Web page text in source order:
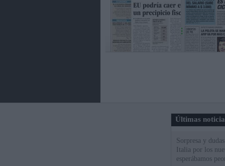
Últimas
Sorpresa y
Italia por los
esperábamos